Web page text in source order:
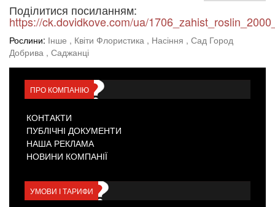
Поділитися посиланням:
https://ck.dovidkove.com/ua/
Рослини: Інше , Квіти Флористика , Насіння , Сад Город
Добрива , Саджанці
ПРО КОМПАНІЮ
КОНТАКТИ
ПУБЛІЧНІ ДОКУМЕНТИ
НАША РЕКЛАМА
НОВИНИ КОМПАНІЇ
УМОВИ І ТАРИФИ